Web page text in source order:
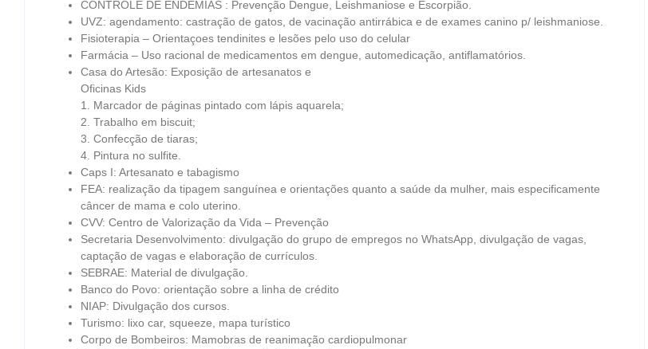
CONTROLE DE ENDEMIAS : Prevenção Dengue, Leishmaniose e Escorpião.
UVZ: agendamento: castração de gatos, de vacinação antirrábica e de exames canino p/ leishmaniose.
Fisioterapia – Orientaçoes tendinites e lesões pelo uso do celular
Farmácia – Uso racional de medicamentos em dengue, automedicação, antiflamatórios.
Casa do Artesão: Exposição de artesanatos e
Oficinas Kids
1. Marcador de páginas pintado com lápis aquarela;
2. Trabalho em biscuit;
3. Confecção de tiaras;
4. Pintura no sulfite.
Caps I: Artesanato e tabagismo
FEA: realização da tipagem sanguínea e orientações quanto a saúde da mulher, mais especificamente
câncer de mama e colo uterino.
CVV: Centro de Valorização da Vida – Prevenção
Secretaria Desenvolvimento: divulgação do grupo de empregos no WhatsApp, divulgação de vagas,
captação de vagas e elaboração de currículos.
SEBRAE: Material de divulgação.
Banco do Povo: orientação sobre a linha de crédito
NIAP: Divulgação dos cursos.
Turismo: lixo car, squeeze, mapa turístico
Corpo de Bombeiros: Mamobras de reanimação cardiopulmonar